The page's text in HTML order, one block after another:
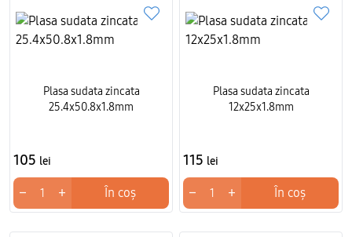
Plasa sudata zincata
25.4x50.8x1.8mm
105 lei
− + În coș
Plasa sudata zincata
12x25x1.8mm
115 lei
− + În coș